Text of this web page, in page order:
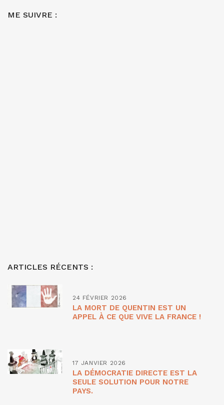
ME SUIVRE :
ARTICLES RÉCENTS :
24 FÉVRIER 2026
LA MORT DE QUENTIN EST UN
APPEL À CE QUE VIVE LA FRANCE !
17 JANVIER 2026
LA DÉMOCRATIE DIRECTE EST LA
SEULE SOLUTION POUR NOTRE
PAYS.